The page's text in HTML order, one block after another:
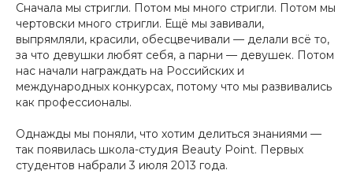
Сначала мы стригли. Потом мы много стригли. Потом мы
чертовски много стригли. Ещё мы завивали,
выпрямляли, красили, обесцвечивали — делали всё то,
за что девушки любят себя, а парни — девушек. Потом
нас начали награждать на Российских и
международных конкурсах, потому что мы развивались
как профессионалы.
Однажды мы поняли, что хотим делиться знаниями —
так появилась школа-студия Beauty Point. Первых
студентов набрали 3 июля 2013 года.